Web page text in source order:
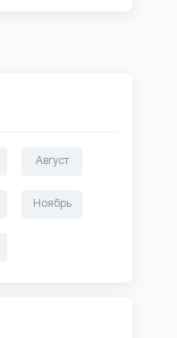
Август
Ноябрь